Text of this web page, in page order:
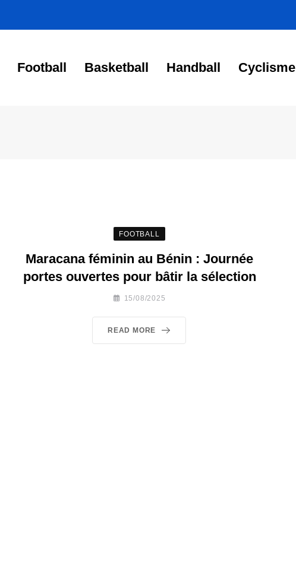
Football Basketball Handball Cyclisme
FOOTBALL
Maracana féminin au Bénin : Journée
portes ouvertes pour bâtir la sélection
15/08/2025
READ MORE